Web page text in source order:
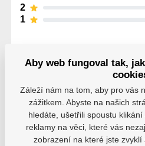
2
1
Parametry
Výrobce
Aby web fungoval tak,
Záleží nám na tom, aby pro vás
zážitkem. Abyste na našich
hledáte, ušetřili spoustu
reklamy na věci, které vás
zobrazení na které jste